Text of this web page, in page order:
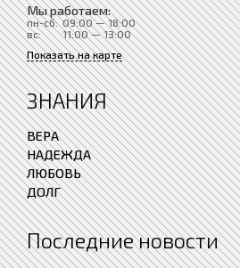
Мы работаем:
пн-сб: 09:00 — 18:00
вс:
11:00 — 13:00
Показать на карте
ЗНАНИЯ
ВЕРА
НАДЕЖДА
ЛЮБОВЬ
ДОЛГ
Последние новости